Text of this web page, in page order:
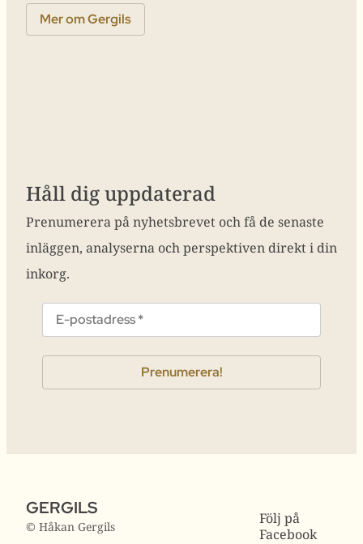
Mer om Gergils
Håll dig uppdaterad
Prenumerera på nyhetsbrevet och få de senaste
inläggen, analyserna och perspektiven direkt i din
inkorg.
GERGILS
© Håkan Gergils
Följ på
Facebook